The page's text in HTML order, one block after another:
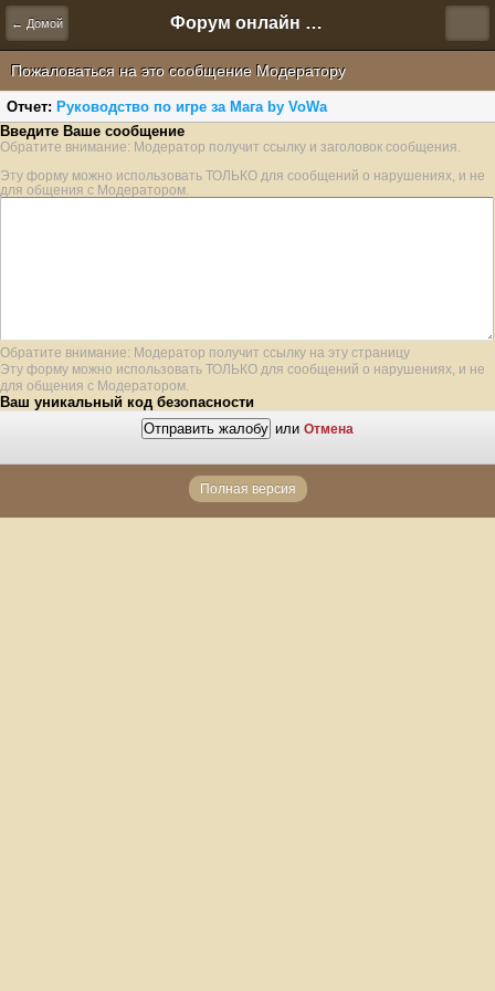
← Домой Форум онлайн игры "Новая Эра" (Нюра Биз)
Пожаловаться на это сообщение Модератору
Отчет: Руководство по игре за Мага by VoWa
Введите Ваше сообщение
Обратите внимание: Модератор получит ссылку и заголовок сообщения.
Эту форму можно использовать ТОЛЬКО для сообщений о нарушениях, и не
для общения с Модератором.
Обратите внимание: Модератор получит ссылку на эту страницу
Эту форму можно использовать ТОЛЬКО для сообщений о нарушениях, и не
для общения с Модератором.
Ваш уникальный код безопасности
или Отмена
Полная версия